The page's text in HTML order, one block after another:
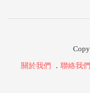
關於我們 ． 聯絡我們